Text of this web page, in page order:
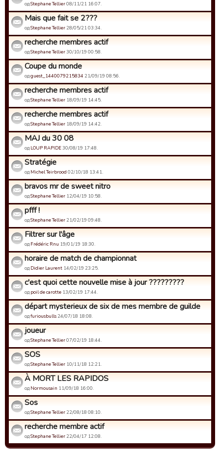
одStephane Tellier08/11/21 16:07.
Mais que fait se 2???
одStephane Tellier 28/05/21 03:34.
recherche membres actif
одStephane Tellier30/10/19 00:58.
Coupe du monde
одguest_1440079215834 21/09/19 08:56.
recherche membres actif
одStephane Tellier 18/09/19 14:45.
recherche membres actif
одStephane Tellier 18/09/19 14:42.
MAJ du 30 08
од LOUP RAPIDE30/08/19 17:48.
Stratégie
од Michel Teirbrood 02/10/18 13:41.
bravos mr de sweet nitro
одStephane Tellier 12/04/19 10:58.
pfff !
одStephane Tellier 21/02/19 09:48.
Filtrer sur l'âge
од Frédéric Rnu 19/01/19 18:30.
horaire de match de championnat
од Didier Laurent 14/02/19 23:25.
c'est quoi cette nouvelle mise à jour ?????????
од poil de carotte 13/02/19 17:44.
départ mysterieux de six de mes membre de guilde
одfuriousbulls 24/07/18 18:08.
joueur
одStephane Tellier07/02/19 18:44.
SOS
одStephane Tellier 10/11/18 12:21.
À MORT LES RAPIDOS
од Normousain 11/09/18 16:00.
Sos
одStephane Tellier 22/08/18 08:10.
recherche membre actif
одStephane Tellier 22/04/17 12:08.